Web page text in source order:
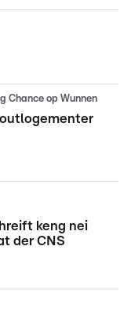
Chance op Wunnen
keng nei
der CNS